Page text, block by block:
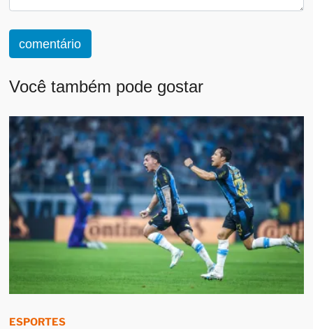
comentário
Você também pode gostar
ESPORTES